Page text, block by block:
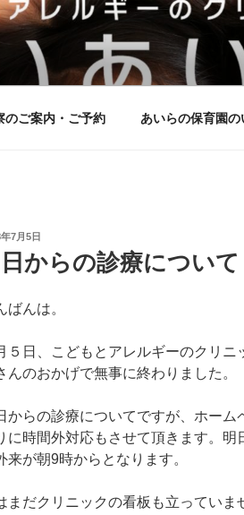
ニックけいあ
のご案内・ご予約 あいらの保育園の
7月5日
からの診療について
ばんは。
５日、こどもとアレルギーのクリ
んのおかげで無事に終わりました。
からの診療についてですが、ホーム
に時間外対応もさせて頂きます。明
来が朝9時からとなります。
まだクリニックの看板も立っていま